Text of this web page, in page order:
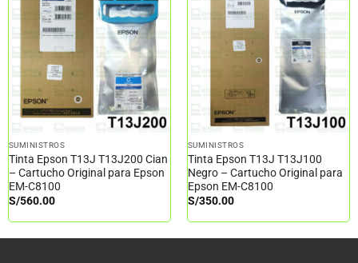
SUMINISTROS
Tinta Epson T13J T13J200 Cian
– Cartucho Original para Epson
EM-C8100
S/560.00
SUMINISTROS
Tinta Epson T13J T13J100
Negro – Cartucho Original para
Epson EM-C8100
S/350.00